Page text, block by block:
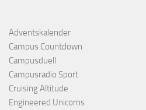
Adventskalender
Campus Countdown
Campusduell
Campusradio Sport
Cruising Altitude
Engineered Unicorns